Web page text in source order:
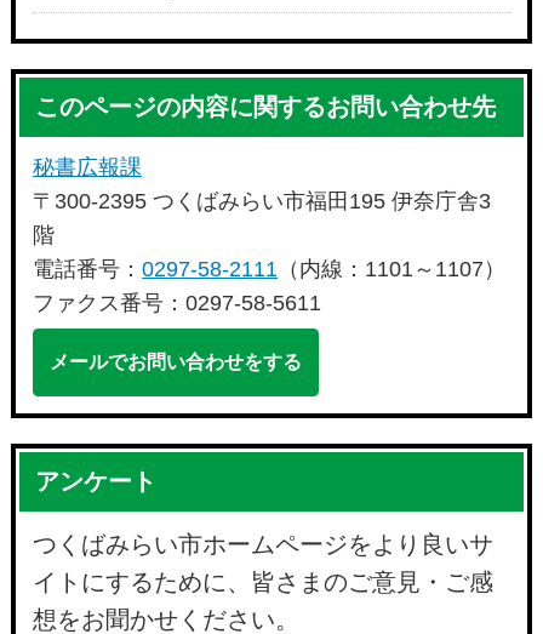
このページの内容に関するお問い合わせ先
秘書広報課
〒300-2395 つくばみらい市福田195 伊奈庁舎3
階
電話番号：0297-58-2111 （内線：1101～1107）
ファクス番号：0297-58-5611
メールでお問い合わせをする
アンケート
つくばみらい市ホームページをより良いサ
イトにするために、皆さまのご意見・ご感
想をお聞かせください。